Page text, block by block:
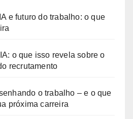
e futuro do trabalho: o que
o que isso revela sobre o
recrutamento
o trabalho – e o que
próxima carreira